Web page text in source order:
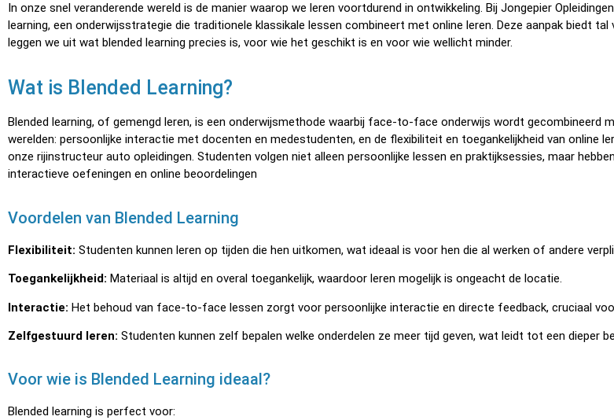
In onze snel veranderende wereld is de manier waarop we leren voortdurend in ontwikkeling. Bij Jongepier
learning, een onderwijsstrategie die traditionele klassikale lessen combineert met online leren. Deze aanpak biedt
leggen we uit wat blended learning precies is, voor wie het geschikt is en voor wie wellicht minder.
Wat is Blended Learning?
Blended learning, of gemengd leren, is een onderwijsmethode waarbij face-to-face onderwijs wordt
werelden: persoonlijke interactie met docenten en medestudenten, en de flexibiliteit en toegankelijkheid van online
onze rijinstructeur auto opleidingen. Studenten volgen niet alleen persoonlijke lessen en praktijksessies, maar
interactieve oefeningen en online beoordelingen
Voordelen van Blended Learning
Flexibiliteit: Studenten kunnen leren op tijden die hen uitkomen, wat ideaal is voor hen die al werken of andere
Toegankelijkheid: Materiaal is altijd en overal toegankelijk, waardoor leren mogelijk is ongeacht de locatie.
Interactie: Het behoud van face-to-face lessen zorgt voor persoonlijke interactie en directe feedback, cruciaal
Zelfgestuurd leren: Studenten kunnen zelf bepalen welke onderdelen ze meer tijd geven, wat leidt tot een dieper
Voor wie is Blended Learning ideaal?
Blended learning is perfect voor: